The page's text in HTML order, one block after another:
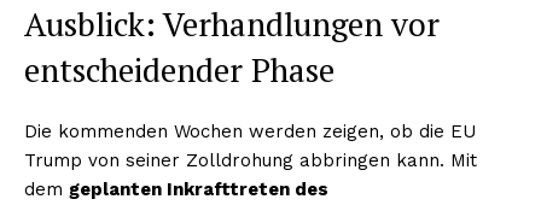
Ausblick: Verhandlungen vor
entscheidender Phase
Die kommenden Wochen werden zeigen, ob die EU
Trump von seiner Zolldrohung abbringen kann. Mit
dem geplanten Inkrafttreten des